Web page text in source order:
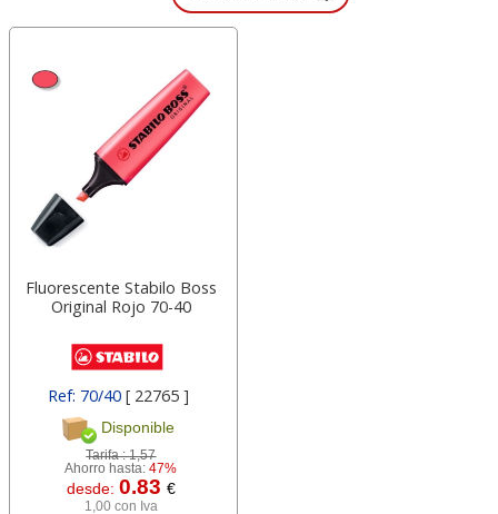
Fluorescente Stabilo Boss
Original Rojo 70-40
Ref: 70/40 [ 22765 ]
Disponible
Tarifa :1,57
Ahorro hasta:47%
desde: 0.83 €
1,00 con Iva